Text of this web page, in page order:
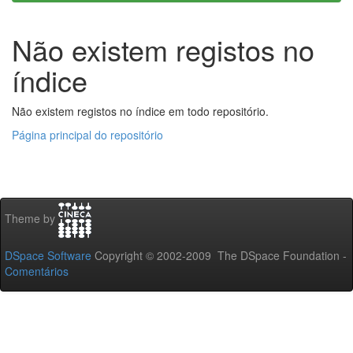
Não existem registos no
índice
Não existem registos no índice em todo repositório.
Página principal do repositório
Theme by
DSpace Software Copyright © 2002-2009 The DSpace Foundation -
Comentários